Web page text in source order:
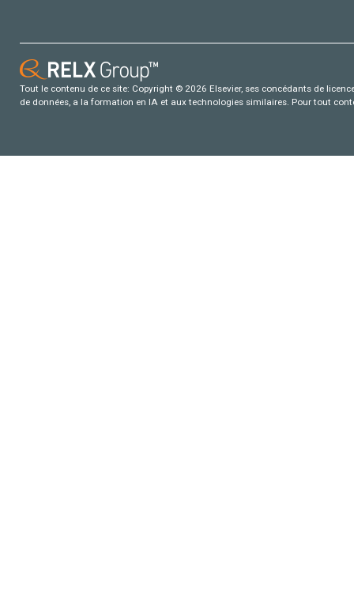
Tout le contenu de ce site: Copyright © 2026 Elsevier, ses concédants de
de données, a la formation en IA et aux technologies similaires. Pour tout